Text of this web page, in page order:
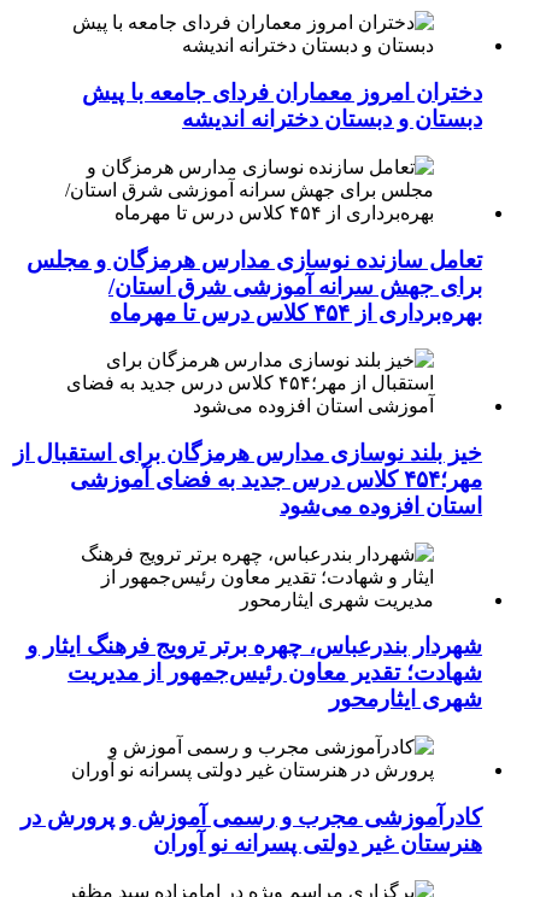
دختران امروز معماران فردای جامعه با پیش
دبستان و دبستان دخترانه اندیشه
تعامل سازنده نوسازی مدارس هرمزگان و مجلس
برای جهش سرانه آموزشی شرق استان/
بهره‌برداری از ۴۵۴ کلاس درس تا مهرماه
خیز بلند نوسازی مدارس هرمزگان برای استقبال از
مهر؛۴۵۴ کلاس درس جدید به فضای آموزشی
استان افزوده می‌شود
شهردار بندرعباس، چهره برتر ترویج فرهنگ ایثار و
شهادت؛ تقدیر معاون رئیس‌جمهور از مدیریت
شهری ایثارمحور
کادرآموزشی مجرب و رسمی آموزش و پرورش در
هنرستان غیر دولتی پسرانه نو آوران